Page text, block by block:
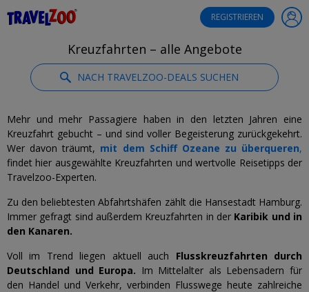
REGISTRIEREN
Kreuzfahrten – alle Angebote
NACH TRAVELZOO-DEALS SUCHEN
Mehr und mehr Passagiere haben in den letzten Jahren eine
Kreuzfahrt gebucht – und sind voller Begeisterung zurückgekehrt.
Wer davon träumt, mit dem Schiff Ozeane zu überqueren,
findet hier ausgewählte Kreuzfahrten und wertvolle Reisetipps der
Travelzoo-Experten.
Zu den beliebtesten Abfahrtshäfen zählt die Hansestadt Hamburg.
Immer gefragt sind außerdem Kreuzfahrten in der Karibik und in
den Kanaren.
Voll im Trend liegen aktuell auch Flusskreuzfahrten durch
Deutschland und Europa. Im Mittelalter als Lebensadern für
den Handel und Verkehr, verbinden Flusswege heute zahlreiche